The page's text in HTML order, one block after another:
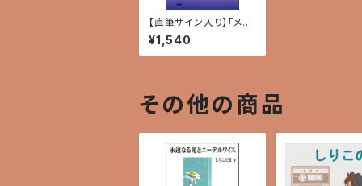
【直筆サイン入り】「メモ
リーズ 〜しりこだま作
品集〜」
¥1,540
その他の商品